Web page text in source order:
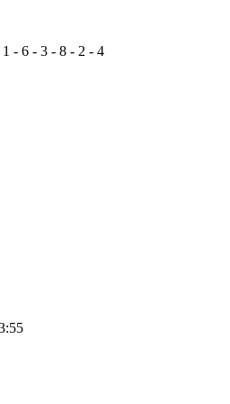
1 - 6 - 3 - 8 - 2 - 4